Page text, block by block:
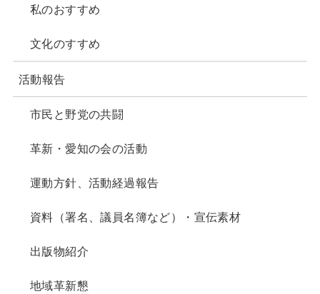
私のおすすめ
文化のすすめ
活動報告
市民と野党の共闘
革新・愛知の会の活動
運動方針、活動経過報告
資料（署名、議員名簿など）・宣伝素材
出版物紹介
地域革新懇